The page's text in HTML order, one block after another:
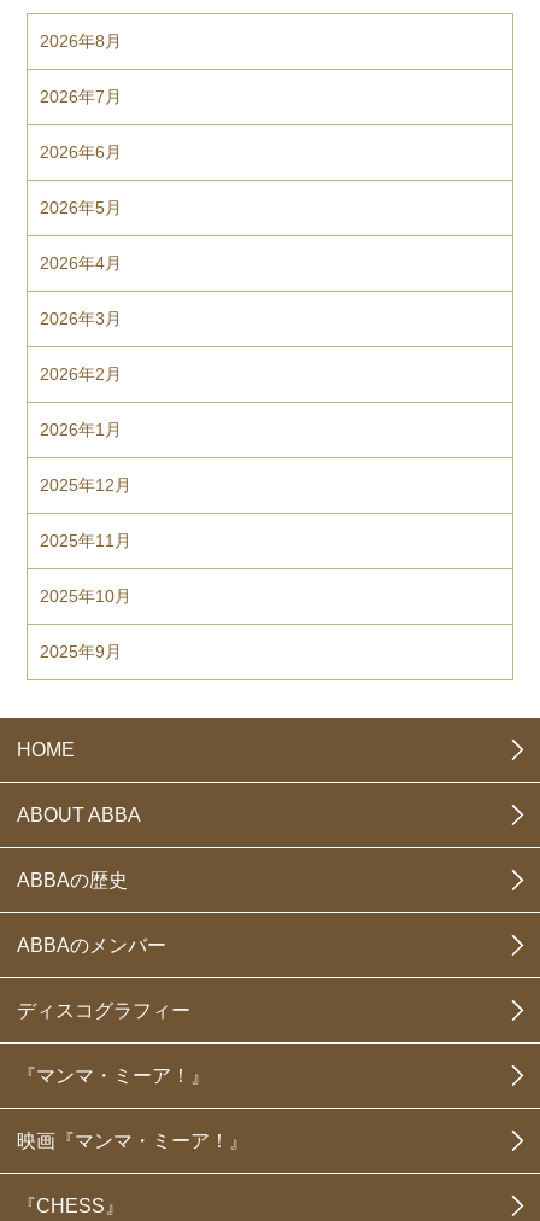
2026年8月
2026年7月
2026年6月
2026年5月
2026年4月
2026年3月
2026年2月
2026年1月
2025年12月
2025年11月
2025年10月
2025年9月
HOME
ABOUT ABBA
ABBAの歴史
ABBAのメンバー
ディスコグラフィー
『マンマ・ミーア！』
映画『マンマ・ミーア！』
『CHESS』